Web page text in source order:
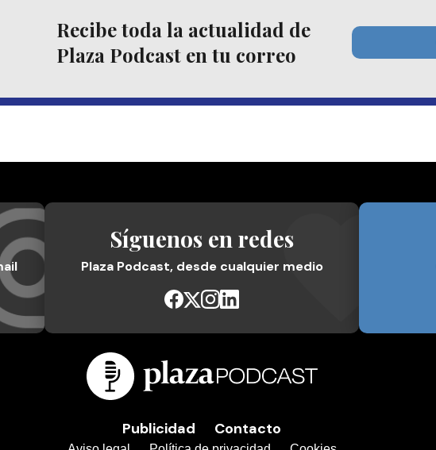
Recibe toda la actualidad de
Plaza Podcast en tu correo
Síguenos en redes
Plaza Podcast, desde cualquier medio
Publicidad Contacto